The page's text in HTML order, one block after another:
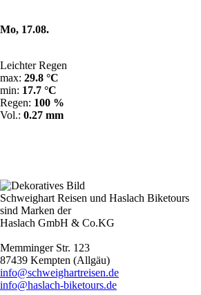
Mo, 17.08.
Leichter Regen
max: 29.8 °C
min: 17.7 °C
Regen: 100 %
Vol.: 0.27 mm
Schweighart Reisen und Haslach Biketours
sind Marken der
Haslach GmbH & Co.KG
Memminger Str. 123
87439 Kempten (Allgäu)
info@schweighartreisen.de
info@haslach-biketours.de